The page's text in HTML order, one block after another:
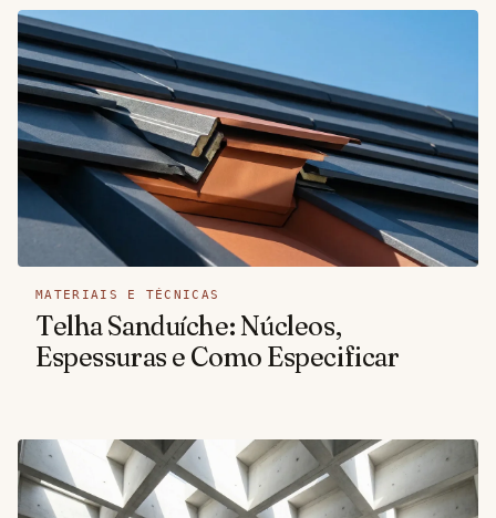
MATERIAIS E TÉCNICAS
Telha Sanduíche: Núcleos,
Espessuras e Como Especificar